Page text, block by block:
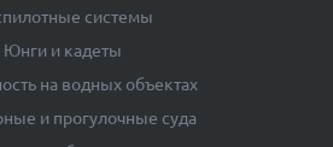
системы
Юнги и кадеты
на водных объектах
и прогулочные суда